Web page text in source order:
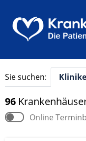
Sie suchen:
96
Online